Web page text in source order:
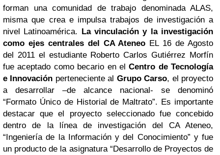
forman una comunidad de trabajo denominada ALAS,
misma que crea e impulsa trabajos de investigación a
nivel Latinoamérica. La vinculación y la investigación
como ejes centrales del CA Ateneo EL 16 de Agosto
del 2011 el estudiante Roberto Carlos Gutiérrez Morfín
fue aceptado como becario en elCentro de Tecnología
e Innovación perteneciente al Grupo Carso, el proyecto
a desarrollar –de alcance nacional- se denominó
“Formato Único de Historial de Maltrato”. Es importante
destacar que el proyecto seleccionado fue concebido
dentro de la línea de investigación del CA Ateneo,
“Ingeniería de la Información y del Conocimiento” y fue
un producto de la asignatura “Desarrollo de Proyectos de